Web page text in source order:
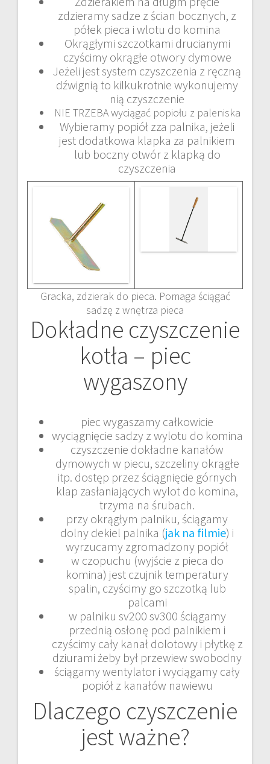
zdzieramy sadze z ścian bocznych, z
półek pieca i wlotu do komina
Okrągłymi szczotkami drucianymi
czyścimy okrągłe otwory dymowe
Jeżeli jest system czyszczenia z ręczną
dźwignią to kilkukrotnie wykonujemy
nią czyszczenie
NIE TRZEBA wyciągać popiołu z paleniska
Wybieramy popiół zza palnika, jeżeli
jest dodatkowa klapka za palnikiem
lub boczny otwór z klapką do
czyszczenia
Gracka, zdzierak do pieca. Pomaga ściągać
sadzę z wnętrza pieca
Dokładne czyszczenie
kotła – piec
wygaszony
piec wygaszamy całkowicie
wyciągnięcie sadzy z wylotu do komina
czyszczenie dokładne kanałów
dymowych w piecu, szczeliny okrągłe
itp. dostęp przez ściągnięcie górnych
klap zasłaniających wylot do komina,
trzyma na śrubach.
przy okrągłym palniku, ściągamy
dolny dekiel palnika (jak na filmie) i
wyrzucamy zgromadzony popiół
w czopuchu (wyjście z pieca do
komina) jest czujnik temperatury
spalin, czyścimy go szczotką lub
palcami
w palniku sv200 sv300 ściągamy
przednią osłonę pod palnikiem i
czyścimy cały kanał dolotowy i płytkę z
dziurami żeby był przewiew swobodny
ściągamy wentylator i wyciągamy cały
popiół z kanałów nawiewu
Dlaczego czyszczenie
jest ważne?